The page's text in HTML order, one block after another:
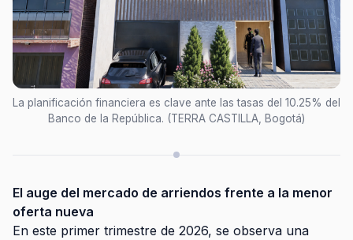
La planificación financiera es clave ante las tasas del 10.25% del
Banco de la República. (TERRA CASTILLA, Bogotá)
El auge del mercado de arriendos frente a la menor
oferta nueva
En este primer trimestre de 2026, se observa una